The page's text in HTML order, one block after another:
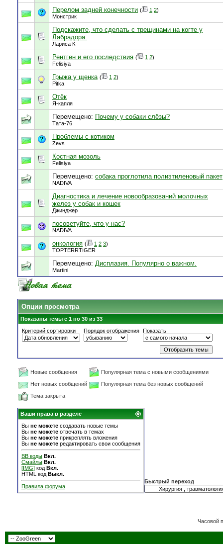
Перелом задней конечности ( 1 2)
Монстрик
Подскажите, что сделать с трещинами на когте у
Лабрадора.
Лариса К
Рентген и его последствия ( 1 2)
Felisiya
Грыжа у щенка ( 1 2)
Pitka
Отёк
Я-капля
Перемещено: Почему у собаки слёзы?
Тата-76
Проблемы с котиком
Zevs
Костная мозоль
Felisiya
Перемещено: собака проглотила полиэтиленовый пакет
NADIVA
Диагностика и лечение новообразований молочных
желез у собак и кошек
Джинджер
посоветуйте, что у нас?
NADIVA
онкология ( 1 2 3)
TOPTERRTIGER
Перемещено: Дисплазия. Популярно о важном.
Martini
Опции просмотра
Показаны темы с 1 по 30 из 33
Критерий сортировки
Порядок отображения Показать
Новые сообщения
Популярная тема с новыми сообщениями
Нет новых сообщений
Популярная тема без новых сообщений
Тема закрыта
Ваши права в разделе
Вы не можете создавать новые темы
Вы не можете отвечать в темах
Вы не можете прикреплять вложения
Вы не можете редактировать свои сообщения
BB коды Вкл.
Смайлы Вкл.
[IMG] код Вкл.
HTML код Выкл.
Правила форума
Быстрый переход
Часовой